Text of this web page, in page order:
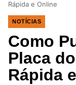
Rápida e Online
NOTÍCIAS
Como
Placa
Rápida